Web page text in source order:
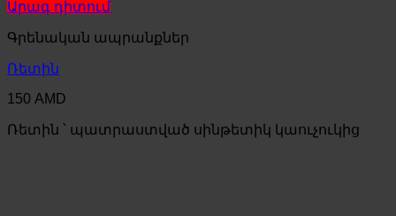
Արագ դիտում
Գրենական ապրանքներ
Ռետին
150 AMD
Ռետին ՝ պատրաստված սինթետիկ կաուչուկից